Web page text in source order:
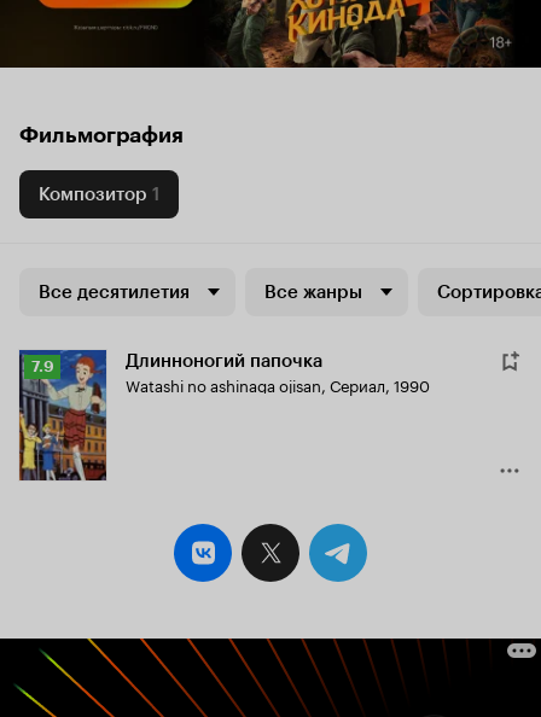
Фильмография
Композитор 1
Все десятилетия Все жанры
Рейтинг
Кинопоиска
7.9
7.9 Длинноногий папочка
Watashi no ashinaga ojisan, Сериал, 1990